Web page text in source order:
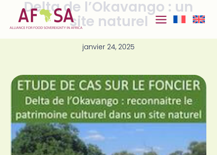
Aller au
contenuDelta de l’Okavango : un
site naturel
janvier 24, 2025